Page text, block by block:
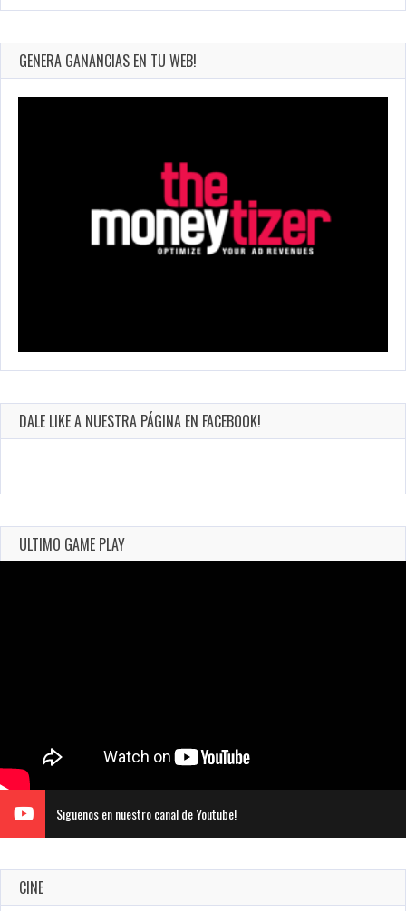
GENERA GANANCIAS EN TU WEB!
DALE LIKE A NUESTRA PÁGINA EN FACEBOOK!
ULTIMO GAME PLAY
Siguenos en nuestro canal de Youtube!
CINE